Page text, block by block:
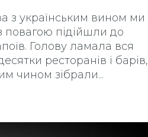
з українським вином ми
повагою підійшли до
Голову ламала вся
ресторанів і барів,
чином зібрали